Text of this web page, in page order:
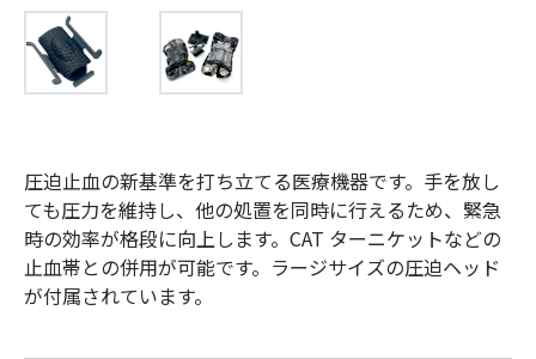
圧迫止血の新基準を打ち立てる医療機器です。手を放し
ても圧力を維持し、他の処置を同時に行えるため、緊急
時の効率が格段に向上します。CAT ターニケットなどの
止血帯との併用が可能です。ラージサイズの圧迫ヘッド
が付属されています。